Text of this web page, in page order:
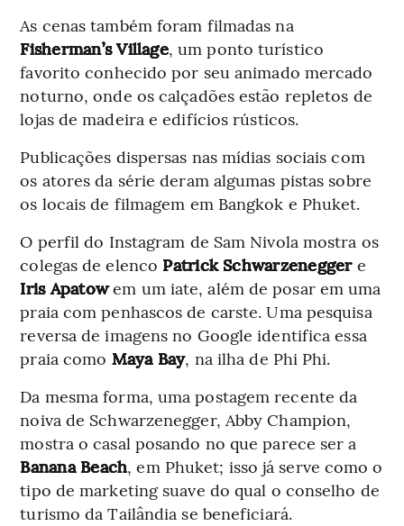
As cenas também foram filmadas na
Fisherman’s Village, um ponto turístico
favorito conhecido por seu animado mercado
noturno, onde os calçadões estão repletos de
lojas de madeira e edifícios rústicos.
Publicações dispersas nas mídias sociais com
os atores da série deram algumas pistas sobre
os locais de filmagem em Bangkok e Phuket.
O perfil do Instagram de Sam Nivola mostra os
colegas de elenco Patrick Schwarzeneggere
Iris Apatowem um iate, além de posar em uma
praia com penhascos de carste. Uma pesquisa
reversa de imagens no Google identifica essa
praia como Maya Bay, na ilha de Phi Phi.
Da mesma forma, uma postagem recente da
noiva de Schwarzenegger, Abby Champion,
mostra o casal posando no que parece ser a
Banana Beach, em Phuket; isso já serve como o
tipo de marketing suave do qual o conselho de
turismo da Tailândia se beneficiará.